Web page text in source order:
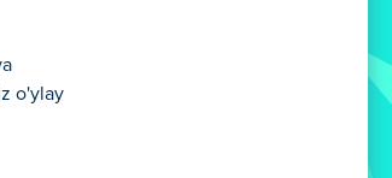
o'ylay